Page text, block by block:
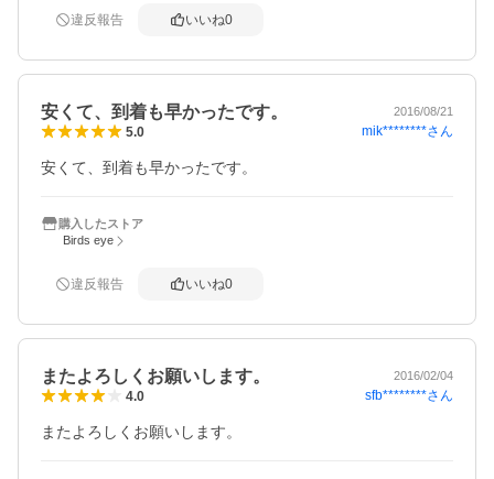
違反報告 いいね0
安くて、到着も早かったです。 2016/08/21
5.0 mik********さん
安くて、到着も早かったです。
購入したストア
Birds eye
違反報告 いいね0
またよろしくお願いします。 2016/02/04
4.0 sfb********さん
またよろしくお願いします。